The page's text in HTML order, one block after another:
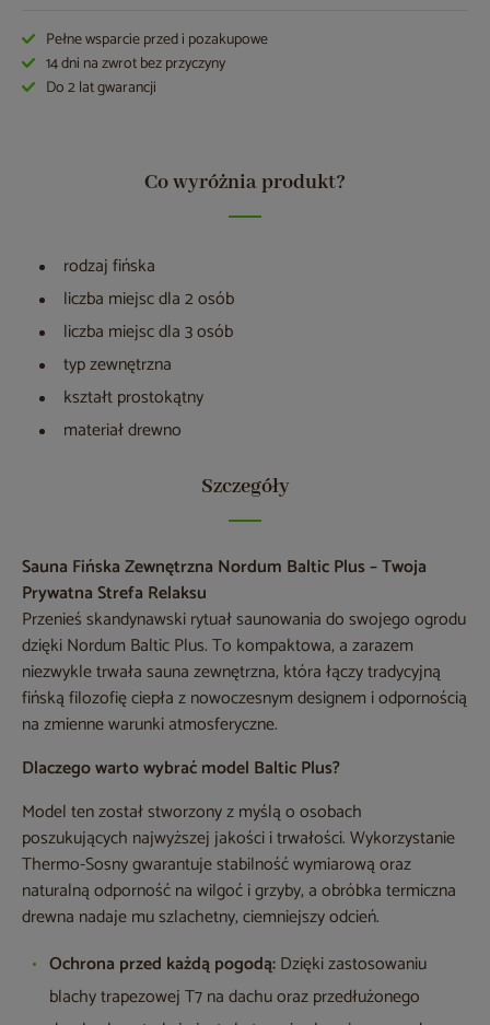
Pełne wsparcie przed i pozakupowe
14 dni na zwrot bez przyczyny
Do 2 lat gwarancji
Co wyróżnia produkt?
rodzaj fińska
liczba miejsc dla 2 osób
liczba miejsc dla 3 osób
typ zewnętrzna
kształt prostokątny
materiał drewno
Szczegóły
Sauna Fińska Zewnętrzna Nordum Baltic Plus – Twoja
Prywatna Strefa Relaksu
Przenieś skandynawski rytuał saunowania do swojego ogrodu
dzięki Nordum Baltic Plus. To kompaktowa, a zarazem
niezwykle trwała sauna zewnętrzna, która łączy tradycyjną
fińską filozofię ciepła z nowoczesnym designem i odpornością
na zmienne warunki atmosferyczne.
Dlaczego warto wybrać model Baltic Plus?
Model ten został stworzony z myślą o osobach
poszukujących najwyższej jakości i trwałości. Wykorzystanie
Thermo-Sosny gwarantuje stabilność wymiarową oraz
naturalną odporność na wilgoć i grzyby, a obróbka termiczna
drewna nadaje mu szlachetny, ciemniejszy odcień.
Ochrona przed każdą pogodą:Dzięki zastosowaniu
blachy trapezowej T7 na dachu oraz przedłużonego